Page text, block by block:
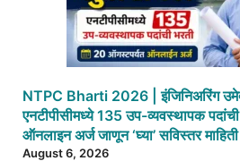
NTPC Bharti 2026 | इंजिनिअरिंग
एनटीपीसीमध्ये 135 उप-व्यवस्थापक
ऑनलाइन अर्ज जाणून ‘घ्या’ सविस्तर माहिती
August 6, 2026